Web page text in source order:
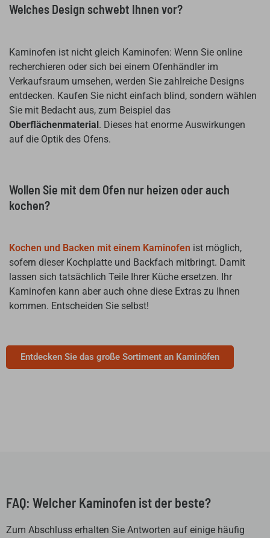
Welches Design schwebt Ihnen vor?
Kaminofen ist nicht gleich Kaminofen: Wenn Sie online
recherchieren oder sich bei einem Ofenhändler im
Verkaufsraum umsehen, werden Sie zahlreiche Designs
entdecken. Kaufen Sie nicht einfach blind, sondern wählen
Sie mit Bedacht aus, zum Beispiel das
Oberflächenmaterial . Dieses hat enorme Auswirkungen
auf die Optik des Ofens.
Wollen Sie mit dem Ofen nur heizen oder auch
kochen?
Kochen und Backen mit einem Kaminofen ist möglich,
sofern dieser Kochplatte und Backfach mitbringt. Damit
lassen sich tatsächlich Teile Ihrer Küche ersetzen. Ihr
Kaminofen kann aber auch ohne diese Extras zu Ihnen
kommen. Entscheiden Sie selbst!
Entdecken Sie das große Sortiment an Kaminöfen
FAQ: Welcher Kaminofen ist der beste?
Zum Abschluss erhalten Sie Antworten auf einige häufig